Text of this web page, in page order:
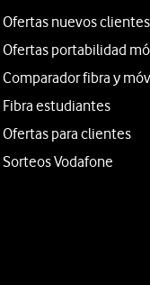
Ofertas nuevos clientes
Ofertas portabilidad
Comparador fibra y
Fibra estudiantes
Ofertas para clientes
Sorteos Vodafone